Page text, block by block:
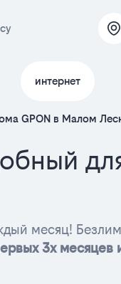
интернет
GPON в Малом
месяц!
3х месяцев